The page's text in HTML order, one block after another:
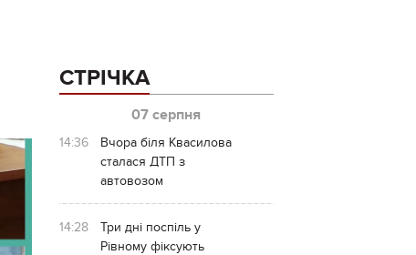
СТРІЧКА
07 серпня
14:36
Вчора біля Квасилова
сталася ДТП з
автовозом
14:28
Три дні поспіль у
Рівному фіксують